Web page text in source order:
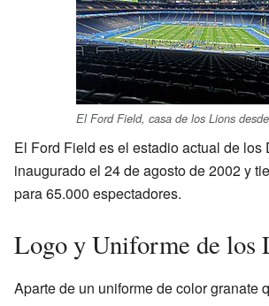
El Ford Field, casa de los Lions
El Ford Field es el estadio actual de los
inaugurado el 24 de agosto de 2002 y
para 65.000 espectadores.
Logo y Uniforme de los
Aparte de un uniforme de color granate